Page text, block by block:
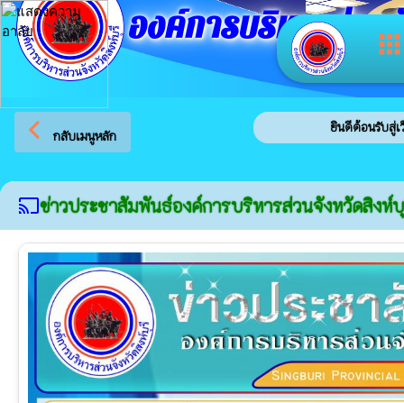
apps
องค์การบริหารส่วน
arrow_back_ios กลับเมนูหลัก
ยินดีต้อนรับสู่เว็บไซต์ข
castข่าวประชาสัมพันธ์องค์การบริหารส่วนจังหวัดสิงห์